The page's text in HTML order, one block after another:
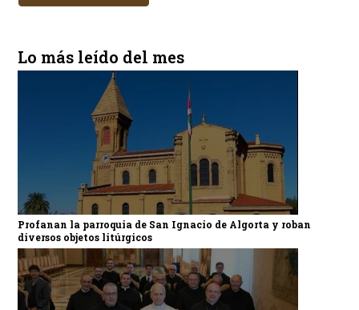
Lo más leído del mes
Profanan la parroquia de San Ignacio de Algorta y roban
diversos objetos litúrgicos